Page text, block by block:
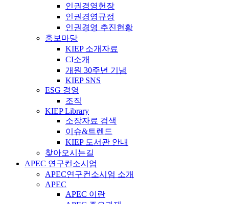
인권경영헌장
인권경영규정
인권경영 추진현황
홍보마당
KIEP 소개자료
CI소개
개원 30주년 기념
KIEP SNS
ESG 경영
조직
KIEP Library
소장자료 검색
이슈&트렌드
KIEP 도서관 안내
찾아오시는길
APEC 연구컨소시엄
APEC연구컨소시엄 소개
APEC
APEC 이란